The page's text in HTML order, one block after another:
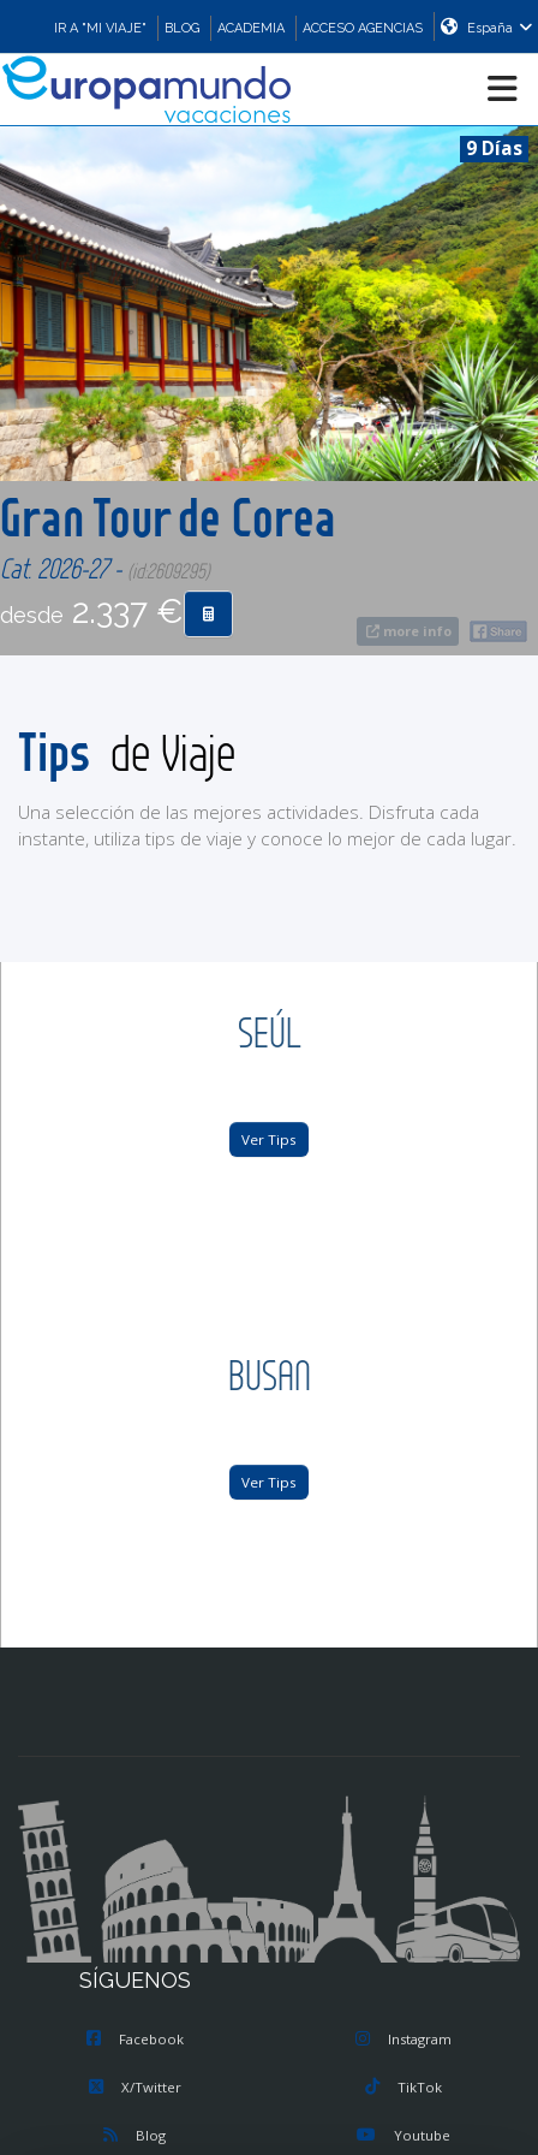
IR A "MI VIAJE" BLOG ACADEMIA ACCESO AGENCIAS España
CRUCEROS
EUROPA
ASIA
ORIENTE
PROMOCIONES
COMPRAR
9 Días
more info
Gran Tour de Corea
Cat. 2026-27 - (id:2609295)
desde 2.337 €
Tips de Viaje
Una selección de las mejores actividades. Disfruta cada
instante, utiliza tips de viaje y conoce lo mejor de cada lugar.
SEÚL
Ver Tips
BUSAN
Ver Tips
SÍGUENOS
Facebook
X/Twitter
Blog
Instagram
TikTok
Youtube